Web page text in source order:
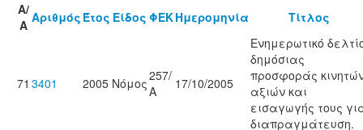
Α/
Α Αριθμός Έτος Είδος ΦΕΚΗμερομηνία Τίτλος
71 3401 2005 Νόμος257/
Α
17/10/2005
Ενημερωτικό
δημόσιας
προσφοράς
αξιών και
εισαγωγής τους
διαπραγμάτευση.